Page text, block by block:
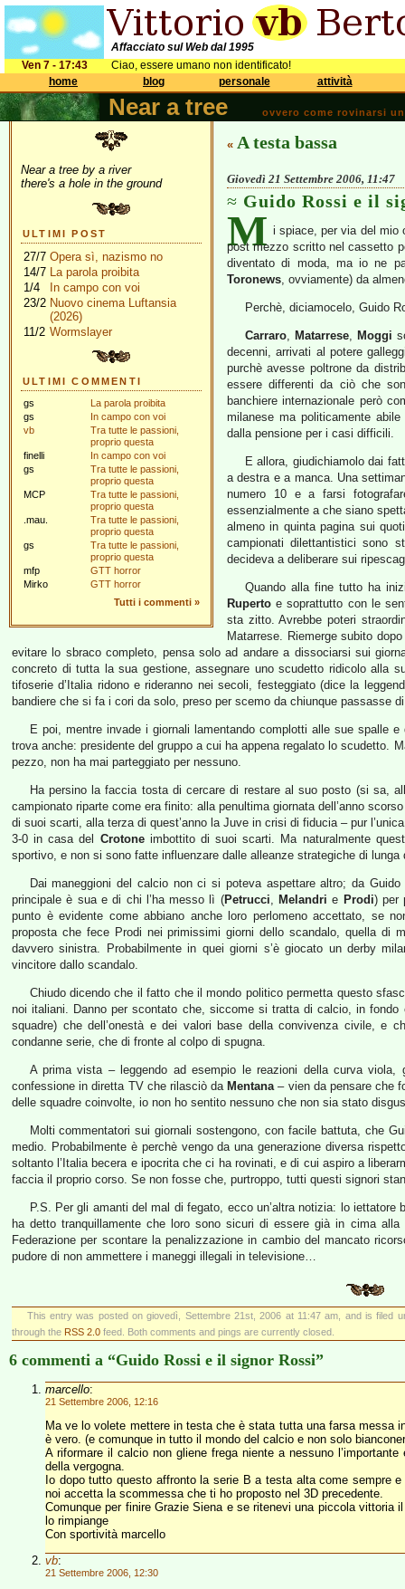
Affacciato sul Web dal 1995
Ven 7 - 17:43
Ciao, essere umano non identificato!
home
blog personale attività
Near a tree ovvero come rovinarsi
Near a tree by a river
there's a hole in the ground
ULTIMI POST
27/7 Opera sì, nazismo no
14/7 La parola proibita
1/4
In campo con voi
23/2 Nuovo cinema Luftansia
(2026)
11/2 Wormslayer
ULTIMI COMMENTI
gs
La parola proibita
gs
In campo con voi
vb
Tra tutte le passioni,
proprio questa
finelli
In campo con voi
gs
Tra tutte le passioni,
proprio questa
MCP
Tra tutte le passioni,
proprio questa
.mau.
Tra tutte le passioni,
proprio questa
gs
Tra tutte le passioni,
proprio questa
mfp
GTT horror
Mirko
GTT horror
Tutti i commenti »
« A testa bassa
Giovedì 21 Settembre 2006, 11:47
Guido Rossi e il
M i spiace, per via del mio
post mezzo scritto nel cassetto
diventato di moda, ma io ne
Toronews, ovviamente) da
Perchè, diciamocelo, Guido
Carraro, Matarrese, Moggi
decenni, arrivati al potere
purchè avesse poltrone da
essere differenti da ciò che
banchiere internazionale però
milanese ma politicamente
dalla pensione per i casi difficili.
E allora, giudichiamolo dai
a destra e a manca. Una
numero 10 e a farsi
essenzialmente a che siano
almeno in quinta pagina sui
campionati dilettantistici sono
decideva a deliberare sui
Quando alla fine tutto ha
Ruperto e soprattutto con le
sta zitto. Avrebbe poteri
Matarrese. Riemerge subito
evitare lo sbraco completo, pensa solo ad andare a dissociarsi sui
concreto di tutta la sua gestione, assegnare uno scudetto ridicolo alla
tifoserie d’Italia ridono e rideranno nei secoli, festeggiato (dice la
bandiere che si fa i cori da solo, preso per scemo da chiunque passasse
E poi, mentre invade i giornali lamentando complotti alle sue spalle
trova anche: presidente del gruppo a cui ha appena regalato lo scudetto.
pezzo, non ha mai parteggiato per nessuno.
Ha persino la faccia tosta di cercare di restare al suo posto (si sa,
campionato riparte come era finito: alla penultima giornata dell’anno
di suoi scarti, alla terza di quest’anno la Juve in crisi di fiducia – pur
3-0 in casa del Crotoneimbottito di suoi scarti. Ma naturalmente
sportivo, e non si sono fatte influenzare dalle alleanze strategiche di lunga
Dai maneggioni del calcio non ci si poteva aspettare altro; da
principale è sua e di chi l’ha messo lì (Petrucci, Melandri e Prodi) per
punto è evidente come abbiano anche loro perlomeno accettato, se
proposta che fece Prodi nei primissimi giorni dello scandalo, quella di
davvero sinistra. Probabilmente in quei giorni s’è giocato un derby
vincitore dallo scandalo.
Chiudo dicendo che il fatto che il mondo politico permetta questo
noi italiani. Danno per scontato che, siccome si tratta di calcio, in
squadre) che dell’onestà e dei valori base della convivenza civile, e
condanne serie, che di fronte al colpo di spugna.
A prima vista – leggendo ad esempio le reazioni della curva
confessione in diretta TV che rilasciò da Mentana– vien da pensare che
delle squadre coinvolte, io non ho sentito nessuno che non sia stato
Molti commentatori sui giornali sostengono, con facile battuta, che
medio. Probabilmente è perchè vengo da una generazione diversa
soltanto l’Italia becera e ipocrita che ci ha rovinati, e di cui aspiro a
faccia il proprio corso. Se non fosse che, purtroppo, tutti questi signori
P.S. Per gli amanti del mal di fegato, ecco un’altra notizia: lo iettatore
ha detto tranquillamente che loro sono sicuri di essere già in cima
Federazione per scontare la penalizzazione in cambio del mancato
pudore di non ammettere i maneggi illegali in televisione…
This entry was posted on giovedì, Settembre 21st, 2006 at 11:47 am, and is filed
through the RSS 2.0 feed. Both comments and pings are currently closed.
6 commenti a “Guido Rossi e il signor Rossi”
marcello:
21 Settembre 2006, 12:16
Ma ve lo volete mettere in testa che è stata tutta una farsa messa
è vero. (e comunque in tutto il mondo del calcio e non solo
A riformare il calcio non gliene frega niente a nessuno
della vergogna.
Io dopo tutto questo affronto la serie B a testa alta come sempre
noi accetta la scommessa che ti ho proposto nel 3D precedente.
Comunque per finire Grazie Siena e se ritenevi una piccola
lo rimpiange
Con sportività marcello
vb:
21 Settembre 2006, 12:30